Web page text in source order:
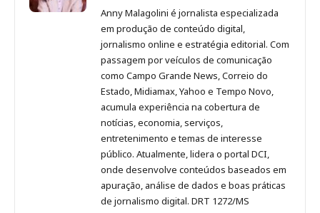
Malagolini
no
Pinterest
Malagolini
no
LinkedIn
Malagolini
no
Instagram
Malagolini
no
Facebook
de
Anny
Malagolini
Anny Malagolini é jornalista especializada
em produção de conteúdo digital,
jornalismo online e estratégia editorial. Com
passagem por veículos de comunicação
como Campo Grande News, Correio do
Estado, Midiamax, Yahoo e Tempo Novo,
acumula experiência na cobertura de
notícias, economia, serviços,
entretenimento e temas de interesse
público. Atualmente, lidera o portal DCI,
onde desenvolve conteúdos baseados em
apuração, análise de dados e boas práticas
de jornalismo digital. DRT 1272/MS